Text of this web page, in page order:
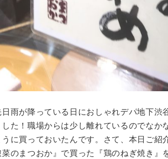
日雨が降っている日におしゃれデパ地下
た！職場からは少し離れているのでな
に買っておいたんです。さて、本日ご
のまつおか』で買った『鶏のねぎ焼き』